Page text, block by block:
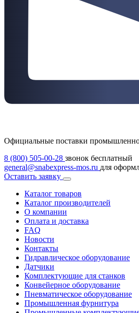
Официальные поставки
8 (800) 505-00-28 звонок бесплатный
general@snabexpress-mos.ru для
Оставить заявку
Каталог товаров
Каталог производителей
О компании
Оплата и доставка
FAQ
Новости
Контакты
Гидравлическое оборудование
Датчики
Комплектующие для станков
Конвейерное оборудование
Пневматическое оборудование
Промышленная фурнитура